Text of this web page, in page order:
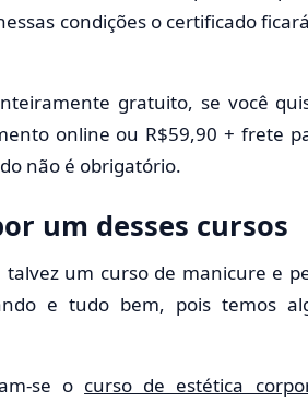
condições o certificado
gratuito, se você
online ou R$59,90 + frete
não é obrigatório.
um desses cursos
um curso de manicure e
e tudo bem, pois temos
se o curso de estética